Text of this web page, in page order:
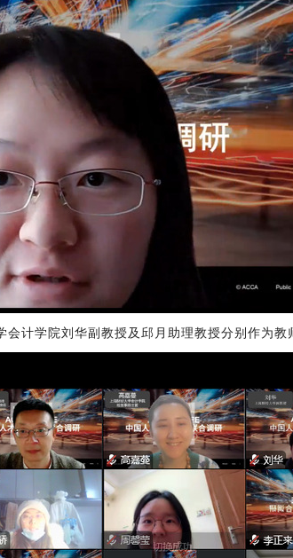
计学院刘华副教授及邱月助理教授分别作为教